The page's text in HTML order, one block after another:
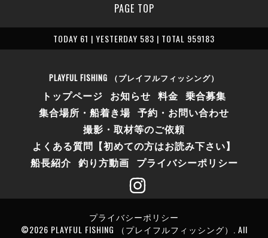
PAGE TOP
TODAY 61 | YESTERDAY 583 | TOTAL 959183
PLAYFUL FISHING （プレイフルフィッシング）
トップページ お知らせ 料金 乗合募集
集合場所・船着き場 予約・お問い合わせ
撮影・取材等のご依頼
よくある質問【初めての方はお読み下さい】
船長紹介 釣り方動画 プライバシーポリシー
プライバシーポリシー
©2026 PLAYFUL FISHING （プレイフルフィッシング）
. All